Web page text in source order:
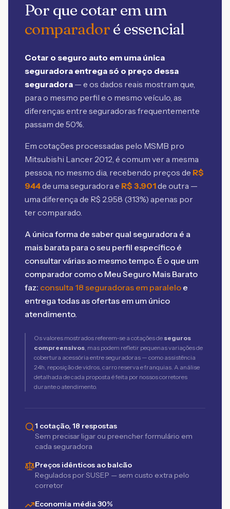
Por que cotar em um
comparadoré essencial
Cotar o seguro auto em uma única
seguradora entrega só o preço dessa
seguradora — e os dados reais mostram que,
para o mesmo perfil e o mesmo veículo, as
diferenças entre seguradoras frequentemente
passam de 50%.
Em cotações processadas pelo MSMB pro
Mitsubishi Lancer 2012, é comum ver a mesma
pessoa, no mesmo dia, recebendo preços de R$
944de uma seguradora e R$ 3.901de outra —
uma diferença de R$ 2.958 (313%) apenas por
ter comparado.
A única forma de saber qual seguradora é a
mais barata para o seu perfil específico é
consultar várias ao mesmo tempo. É o que um
comparador como o Meu Seguro Mais Barato
faz: consulta 18 seguradoras em paralelo e
entrega todas as ofertas em um único
atendimento.
Os valores mostrados referem-se a cotações de seguros
compreensivos, mas podem refletir pequenas variações de
cobertura acessória entre seguradoras — como assistência
24h, reposição de vidros, carro reserva e franquias. A análise
detalhada de cada proposta é feita por nossos corretores
durante o atendimento.
1 cotação, 18 respostas
Sem precisar ligar ou preencher formulário em
cada seguradora
Preços idênticos ao balcão
Regulados por SUSEP — sem custo extra pelo
corretor
Economia média 30%